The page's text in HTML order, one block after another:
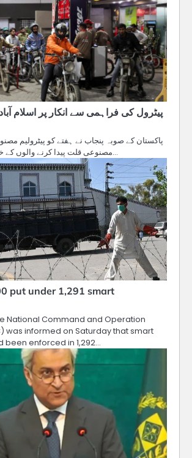
پاکستان کے صوبہ پنجاب نے ہفتے کو پیٹرولیم
مصنوعی قلت پیدا کرنے والوں کے خلاف کارروائی کی…
put under 1,291 smart
National Command and Operation
was informed on Saturday that smart
been enforced in 1,292…